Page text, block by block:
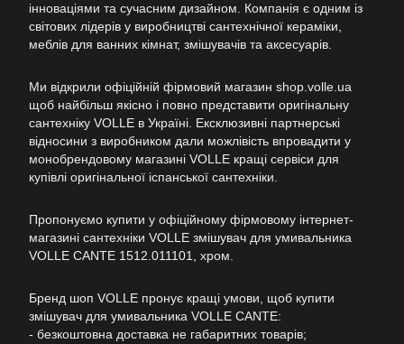
інноваціями та сучасним дизайном. Компанія є одним із
світових лідерів у виробництві сантехнічної кераміки,
меблів для ванних кімнат, змішувачів та аксесуарів.
Ми відкрили офіційній фірмовий магазин shop.volle.ua
щоб найбільш якісно і повно представити оригінальну
сантехніку VOLLE в Україні. Ексклюзивні партнерські
відносини з виробником дали можлівість впровадити у
монобрендовому магазині VOLLE кращі сервіси для
купівлі оригінальної іспанської сантехніки.
Пропонуємо купити у офіційному фірмовому інтернет-
магазині сантехніки VOLLE змішувач для умивальника
VOLLE CANTE 1512.011101, хром.
Бренд шоп VOLLE пронує кращі умови, щоб купити
змішувач для умивальника VOLLE CANTE:
- безкоштовна доставка не габаритних товарів;